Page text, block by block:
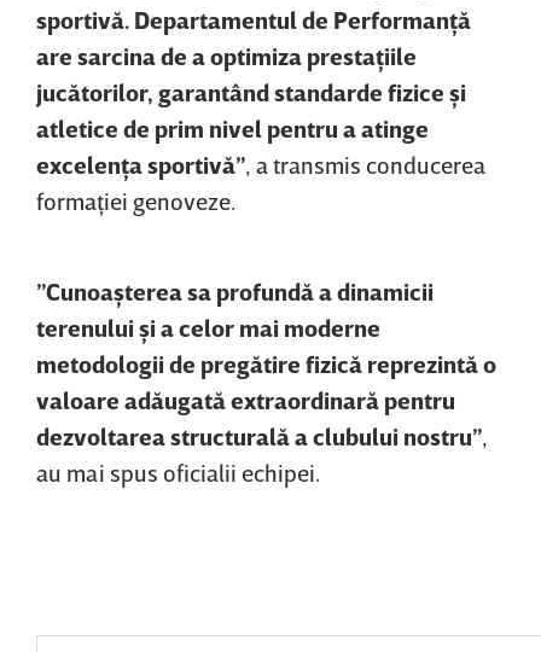
sportivă. Departamentul de Performanţă
are sarcina de a optimiza prestaţiile
jucătorilor, garantând standarde fizice şi
atletice de prim nivel pentru a atinge
excelenţa sportivă”, a transmis conducerea
formaţiei genoveze.
”Cunoaşterea sa profundă a dinamicii
terenului şi a celor mai moderne
metodologii de pregătire fizică reprezintă o
valoare adăugată extraordinară pentru
dezvoltarea structurală a clubului nostru”,
au mai spus oficialii echipei.